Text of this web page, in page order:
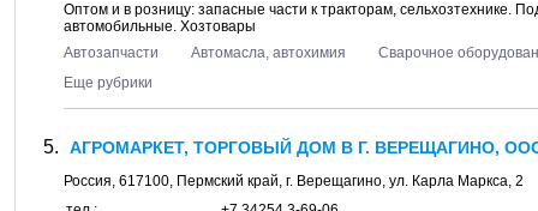
Оптом и в розницу: запасные части к тракторам, сельхозтехнике.
автомобильные. Хозтовары
Автозапчасти
Автомасла, автохимия
Сварочное
Еще рубрики
АГРОМАРКЕТ, ТОРГОВЫЙ ДОМ В Г. ВЕРЕЩАГИНО,
Россия, 617100, Пермский край, г. Верещагино, ул. Карла Маркса, 2